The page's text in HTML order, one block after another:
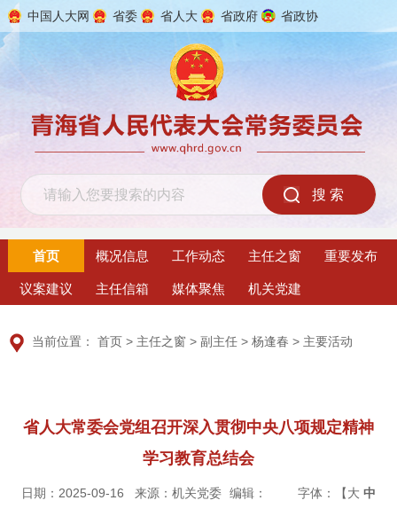
中国人大网 省委 省人大 省政府 省政协
首页 概况信息 工作动态 主任之窗 重要发布
议案建议 主任信箱 媒体聚焦 机关党建
当前位置：首页 > 主任之窗 >副主任 >杨逢春 > 主要活动
省人大常委会党组召开深入贯彻中央八项规定精神
学习教育总结会
日期：2025-09-16 来源：机关党委 编辑： 字体：【大 中